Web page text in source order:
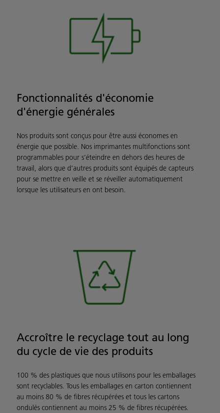
Fonctionnalités d'économie
d'énergie générales
Nos produits sont conçus pour être aussi économes en
énergie que possible. Nos imprimantes multifonctions sont
programmables pour s’éteindre en dehors des heures de
travail, alors que d’autres produits sont équipés de capteurs
pour se mettre en veille et se réveiller automatiquement
lorsque les utilisateurs en ont besoin.
Accroître le recyclage tout au long
du cycle de vie des produits
100 % des plastiques que nous utilisons pour les emballages
sont recyclables. Tous les emballages en carton contiennent
au moins 80 % de fibres récupérées et tous les cartons
ondulés contiennent au moins 25 % de fibres récupérées.